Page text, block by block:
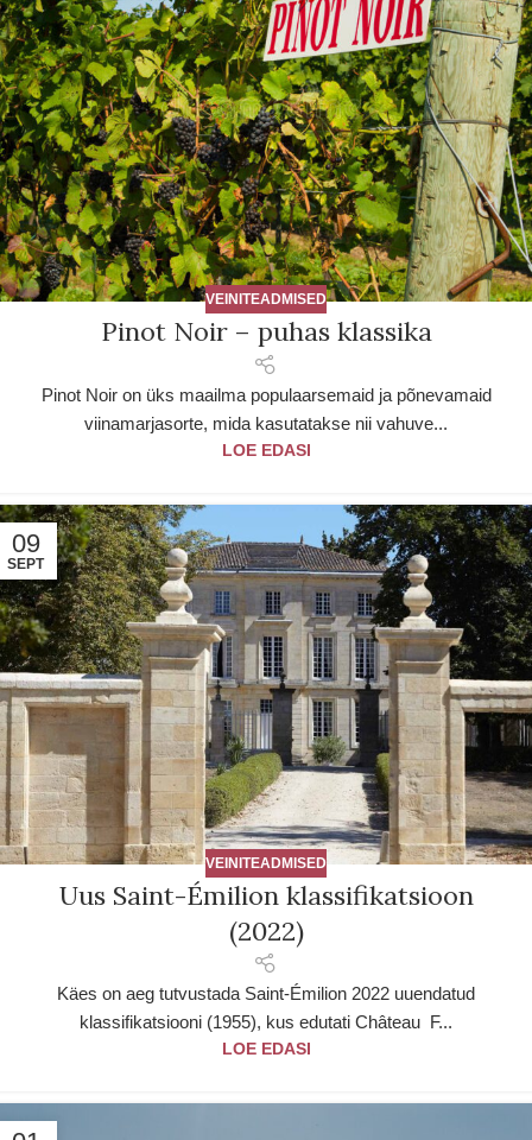
VEINITEADMISED
Pinot Noir – puhas klassika
Pinot Noir on üks maailma populaarsemaid ja põnevamaid
viinamarjasorte, mida kasutatakse nii vahuve...
LOE EDASI
09
SEPT
VEINITEADMISED
Uus Saint-Émilion klassifikatsioon
(2022)
Käes on aeg tutvustada Saint-Émilion 2022 uuendatud
klassifikatsiooni (1955), kus edutati Château F...
LOE EDASI